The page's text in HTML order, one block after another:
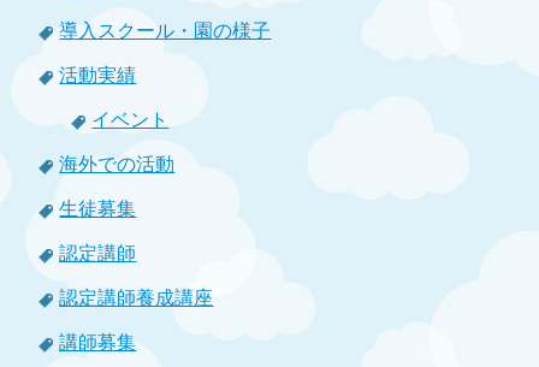
導入スクール・園の様子
活動実績
イベント
海外での活動
生徒募集
認定講師
認定講師養成講座
講師募集